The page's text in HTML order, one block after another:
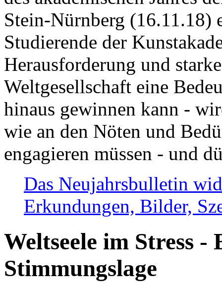
Stein-Nürnberg (16.11.18)
Studierende der
Herausforderung und
Weltgesellschaft eine
hinaus gewinnen kann -
wie an den Nöten und
engagieren müssen - und
Das Neujahrsbulletin
Erkundungen, Bilder,
Weltseele im Stress -
Stimmungslage